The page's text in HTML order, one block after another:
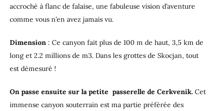
accroché à flanc de falaise, une fabuleuse vision d’aventure
comme vous n’en avez jamais vu.
Dimension : Ce canyon fait plus de 100 m de haut, 3,5 km de
long et 2.2 millions de m3. Dans les grottes de Skocjan, tout
est démesuré !
On passe ensuite sur la petite passerelle de Cerkvenik. Cet
immense canyon souterrain est ma partie préférée des